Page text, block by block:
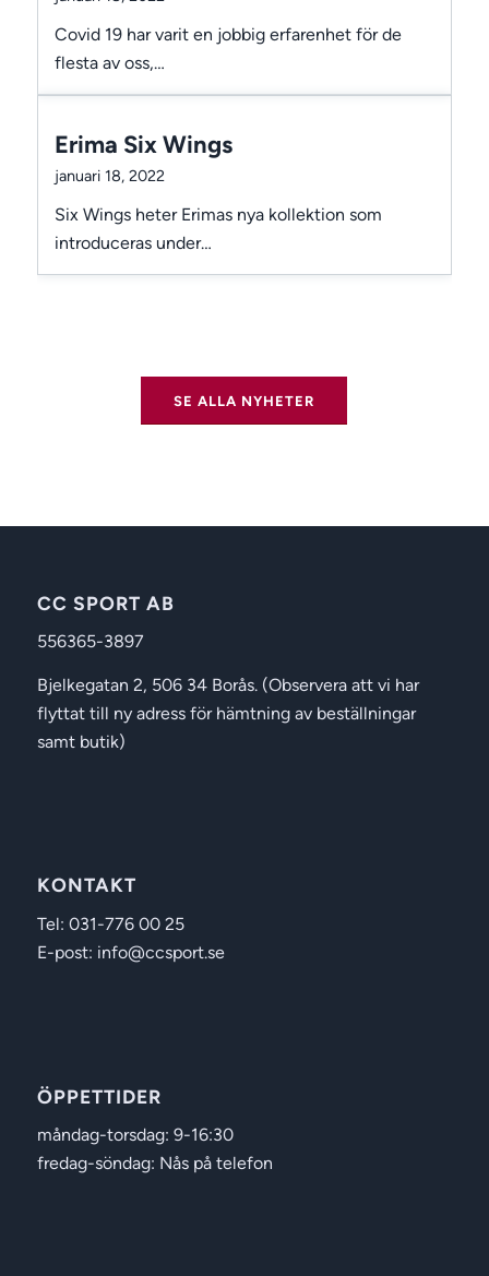
Covid 19 har varit en jobbig erfarenhet för de
flesta av oss,…
Erima Six Wings
januari 18, 2022
Six Wings heter Erimas nya kollektion som
introduceras under…
SE ALLA NYHETER
CC SPORT AB
556365-3897
Bjelkegatan 2, 506 34 Borås. (Observera att vi har
flyttat till ny adress för hämtning av beställningar
samt butik)
KONTAKT
Tel: 031-776 00 25
E-post: info@ccsport.se
ÖPPETTIDER
måndag-torsdag: 9-16:30
fredag-söndag: Nås på telefon